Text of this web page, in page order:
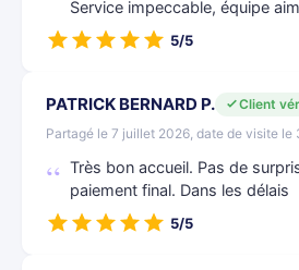
Service impeccable, équipe
5/5
PATRICK BERNARD P.
Client
Partagé le 7 juillet 2026, date de visite le
Très bon accueil. Pas de
paiement final. Dans les délais
5/5